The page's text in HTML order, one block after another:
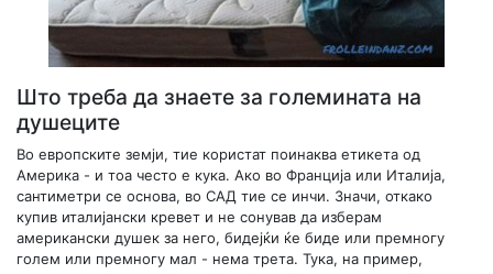
Што треба да знаете за големината на
душеците
Во европските земји, тие користат поинаква етикета од
Америка - и тоа често е кука. Ако во Франција или Италија,
сантиметри се основа, во САД тие се инчи. Значи, откако
купив италијански кревет и не сонував да изберам
американски душек за него, бидејќи ќе биде или премногу
голем или премногу мал - нема трета. Тука, на пример,